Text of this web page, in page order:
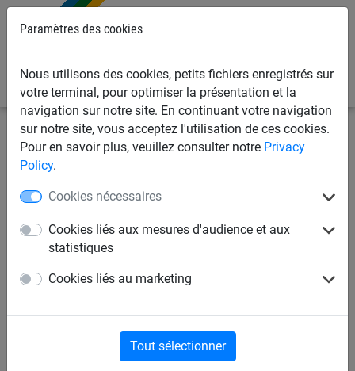
Paramètres des cookies
Nous utilisons des cookies, petits fichiers enregistrés sur
votre terminal, pour optimiser la présentation et la
navigation sur notre site. En continuant votre navigation
sur notre site, vous acceptez l'utilisation de ces cookies.
Pour en savoir plus, veuillez consulter notre Privacy
Policy.
Cookies nécessaires
Cookies liés aux mesures d'audience et aux
statistiques
Cookies liés au marketing
Tout sélectionner
Filets de sports Beach & Fun Beach soccer
Beach volley Beach badminton
Beach tennis